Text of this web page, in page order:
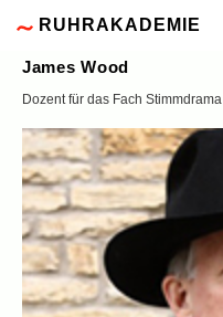
RUHRAKADEMIE
James Wood
Dozent für das Fach Stimmdrama